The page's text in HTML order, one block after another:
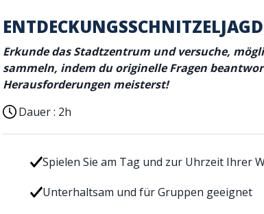
Erkunde das Stadtzentrum und versuche,
sammeln, indem du originelle Fragen
Herausforderungen meisterst!
Dauer : 2h
Spielen Sie am Tag und zur Uhrzeit Ihrer
Unterhaltsam und für Gruppen geeignet